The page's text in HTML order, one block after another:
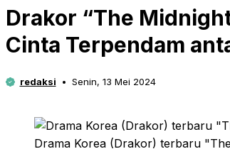
Drakor “The
Cinta Terpendam
redaksi Senin, 13 Mei 2024
Drama Korea (Drakor) terbaru